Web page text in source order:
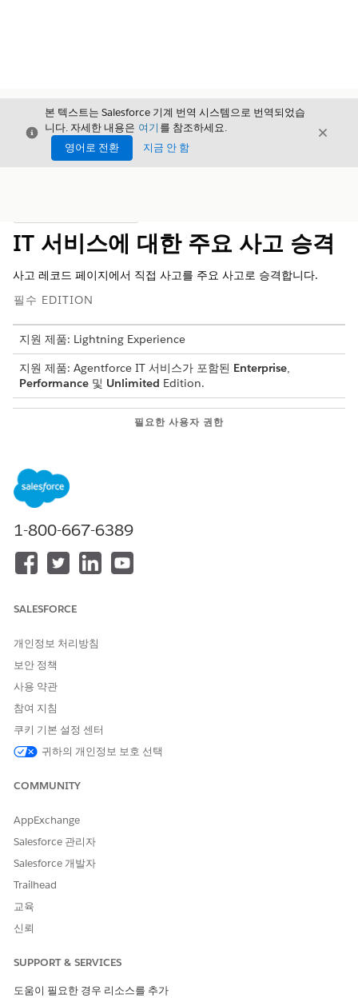
닫기
본 텍스트는 Salesforce 기계 번역 시스템으로 번역되었습
니다. 자세한 내용은 여기 를 참조하세요.
영어로 전환
지금 안 함
닫기
IT 서비스에 대한 주요 사고 승격
사고 레코드 페이지에서 직접 사고를 주요 사고로 승격합니다.
필수 EDITION
지원 제품: Lightning Experience
지원 제품: Agentforce IT 서비스가 포함된 Enterprise,
Performance 및 Unlimited Edition.
필요한 사용자 권한
설정 후 지정된 주요 사고 관리자는 비즈니스에 중요한 영향을 미치
는 사고를 승격할 수 있습니다.
사고 레코드를 엽니다.
시스템에서 사고를 주요 사고로 선언하고 레코드 상단에 배너가 표
이 기사를 통해 문제를 해결했습니까?
1-800-667-6389
SALESFORCE
개인정보 처리방침
보안 정책
사용 약관
참여 지침
쿠키 기본 설정 센터
귀하의 개인정보 보호 선택
COMMUNITY
AppExchange
Salesforce 관리자
Salesforce 개발자
Trailhead
교육
신뢰
SUPPORT & SERVICES
도움이 필요한 경우 리소스를 추가